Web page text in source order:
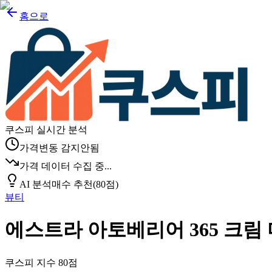
홈으로
쿠스피 실시간 분석
가격변동 감지안됨
가격 데이터 수집 중...
AI 분석매수 추천(80점)
뷰티
에스트라 아토베리어 365 크림
쿠스피 지수 80점